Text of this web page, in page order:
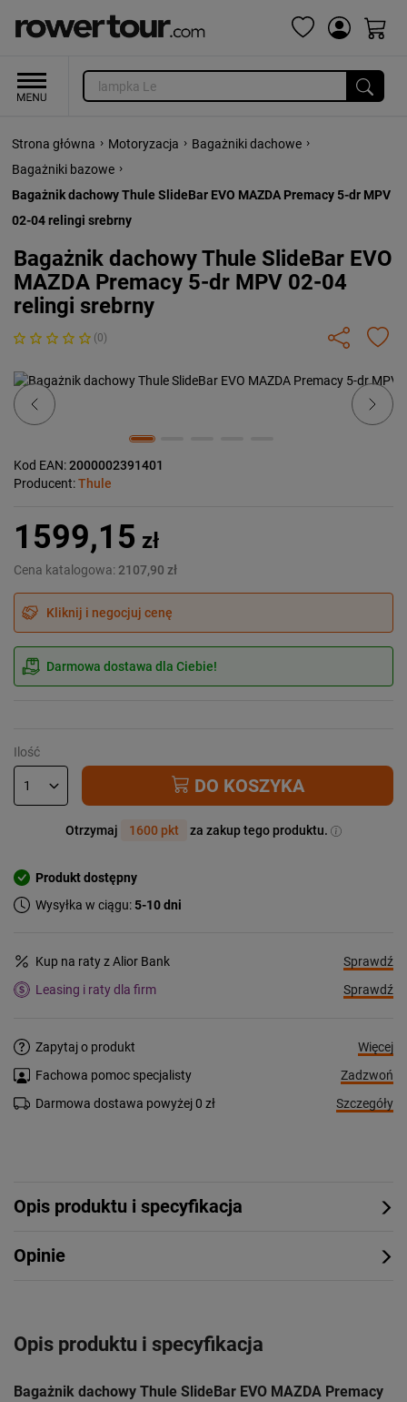
Strona główna › Motoryzacja › Bagażniki dachowe ›
Bagażniki bazowe ›
Bagażnik dachowy Thule SlideBar EVO MAZDA Premacy 5-dr MPV
02-04 relingi srebrny
Bagażnik dachowy Thule SlideBar EVO
MAZDA Premacy 5-dr MPV 02-04
relingi srebrny
(0)
Previous Next
Kod EAN:2000002391401
Producent:Thule
1599,15 zł
Cena katalogowa: 2107,90 zł
Kliknij i negocjuj cenę
Darmowa dostawa dla Ciebie!
Ilość
DO KOSZYKA
Otrzymaj 1600 pkt za zakup tego produktu.
Produkt dostępny
Wysyłka w ciągu:5-10 dni
Kup na raty z Alior Bank
Sprawdź
Leasing i raty dla firm
Sprawdź
Zapytaj o produkt
Więcej
Fachowa pomoc specjalisty
Zadzwoń
Darmowa dostawa powyżej 0 zł
Szczegóły
Opis produktu i specyfikacja
Opinie
Opis produktu i specyfikacja
Bagażnik dachowy Thule SlideBar EVO MAZDA Premacy